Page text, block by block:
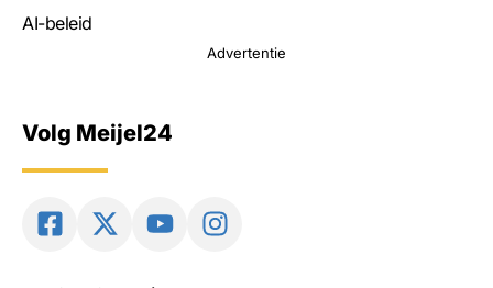
AI-beleid
Advertentie
Volg Meijel24